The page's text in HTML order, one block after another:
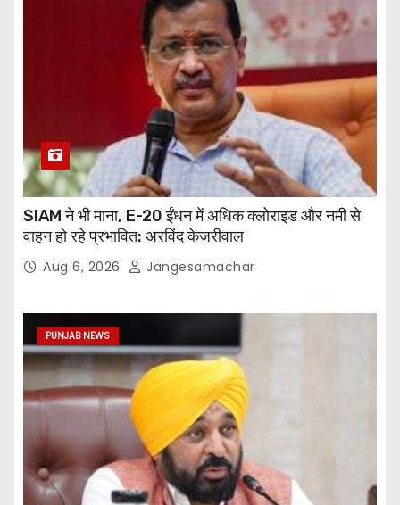
SIAM ने भी माना, E-20 ईंधन में अधिक क्लोराइड और नमी से
वाहन हो रहे प्रभावित: अरविंद केजरीवाल
Aug 6, 2026 Jangesamachar
PUNJAB NEWS